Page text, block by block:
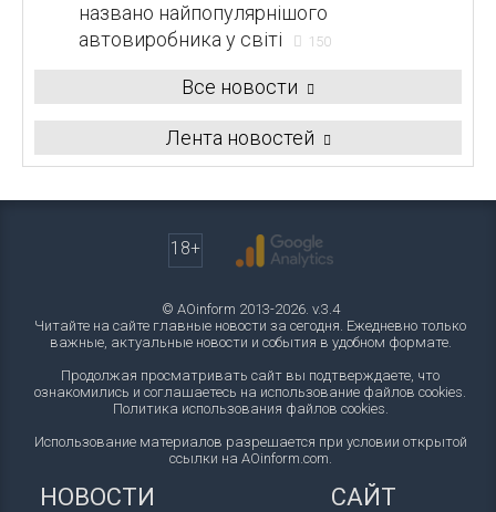
названо найпопулярнішого
автовиробника у світі
150
Все новости
Лента новостей
18+
© AOinform 2013-2026. v.3.4
Читайте на сайте главные новости за сегодня. Ежедневно только
важные, актуальные новости и события в удобном формате.
Продолжая просматривать сайт вы подтверждаете, что
ознакомились и соглашаетесь на использование файлов cookies.
Политика использования файлов cookies.
Использование материалов разрешается при условии открытой
ссылки на AOinform.com.
НОВОСТИ САЙТ